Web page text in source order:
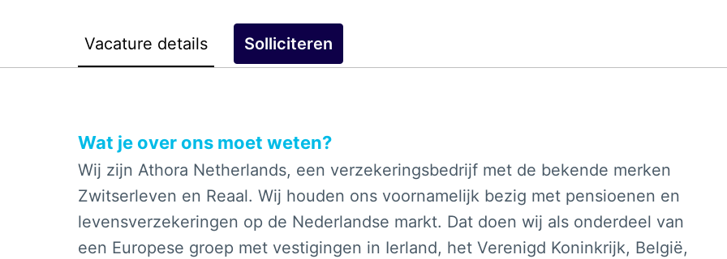
Vacature details Solliciteren
Wat je over ons moet weten?
Wij zijn Athora Netherlands, een verzekeringsbedrijf met de bekende merken
Zwitserleven en Reaal. Wij houden ons voornamelijk bezig met pensioenen en
levensverzekeringen op de Nederlandse markt. Dat doen wij als onderdeel van
een Europese groep met vestigingen in Ierland, het Verenigd Koninkrijk, België,